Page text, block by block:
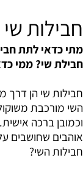
חבילות שי
מתי כדאי לתת
חבילת שי? ממי
חבילות שי הן דרך
השי מורכבת
וכמובן ברכה
אוהבים שחושבים
חבילות השי?